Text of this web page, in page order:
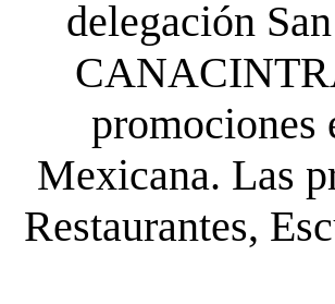
delegación
promociones
Mexicana. Las
Restaurantes,